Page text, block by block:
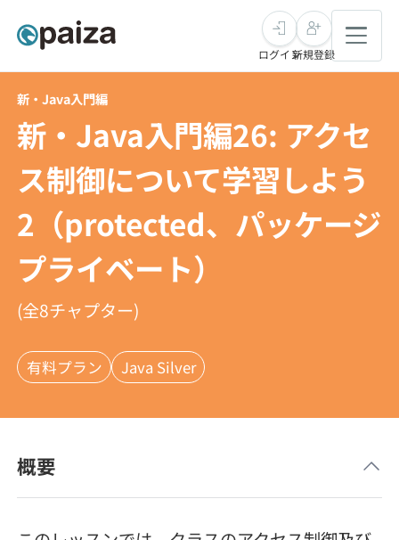
求人検索
インタビュー
転職成功ガイド
転職エージェント
未経験転職
求人検索
インタビュー
転職成功ガイド
新卒就活
求人検索
本選考
インターン
学習
講座一覧
問題集
4択課題
ナレッジ
スキルチェック
プログラミング言語
SQL
評価結果一覧
ゲーム・マンガ
Tech Team Journal
paizaとは？
ログイン新規登録
新・Java入門編
新・Java入門編26: アクセ
ス制御について学習しよう
2（protected、パッケージ
プライベート）
(全8チャプター)
有料プラン Java Silver
概要